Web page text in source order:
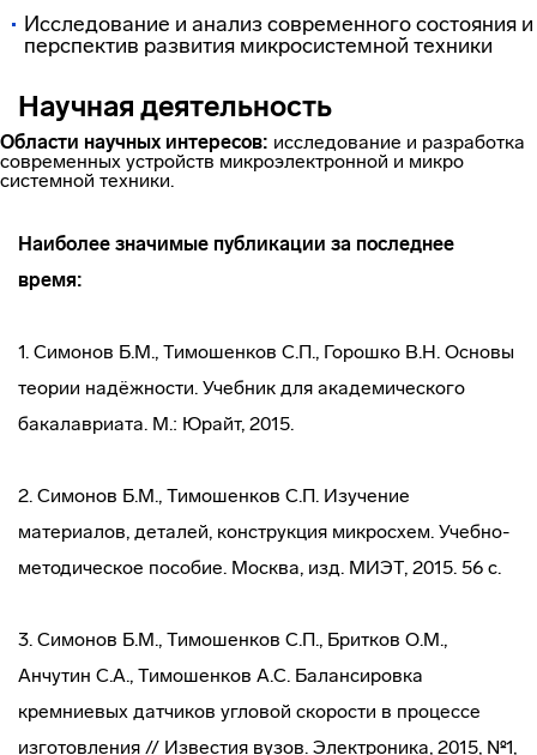
Исследование и анализ современного состояния и
перспектив развития микросистемной техники
Научная деятельность
Области научных интересов: исследование и разработка
современных устройств микроэлектронной и микро
системной техники.
Наиболее значимые публикации за последнее
время:
1. Симонов Б.М., Тимошенков С.П., Горошко В.Н. Основы
теории надёжности. Учебник для академического
бакалавриата. М.: Юрайт, 2015.
2. Симонов Б.М., Тимошенков С.П. Изучение
материалов, деталей, конструкция микросхем. Учебно-
методическое пособие. Москва, изд. МИЭТ, 2015. 56 с.
3. Симонов Б.М., Тимошенков С.П., Бритков О.М.,
Анчутин С.А., Тимошенков А.С. Балансировка
кремниевых датчиков угловой скорости в процессе
изготовления // Известия вузов. Электроника, 2015, №1,